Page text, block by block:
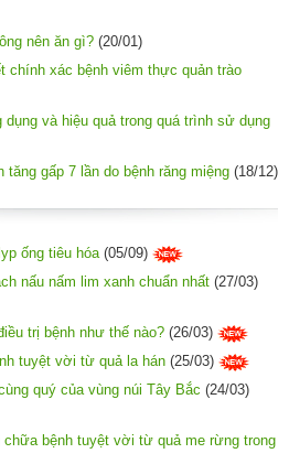
nên ăn gì? (20/01)
chính xác bệnh viêm thực quản trào
và hiệu quả trong quá trình sử dụng
tăng gấp 7 lần do bệnh răng miệng (18/12)
ống tiêu hóa(05/09)
nấu nấm lim xanh chuẩn nhất (27/03)
trị bệnh như thế nào? (26/03)
tuyệt vời từ quả la hán (25/03)
quý của vùng núi Tây Bắc (24/03)
chữa bệnh tuyệt vời từ quả me rừng trong